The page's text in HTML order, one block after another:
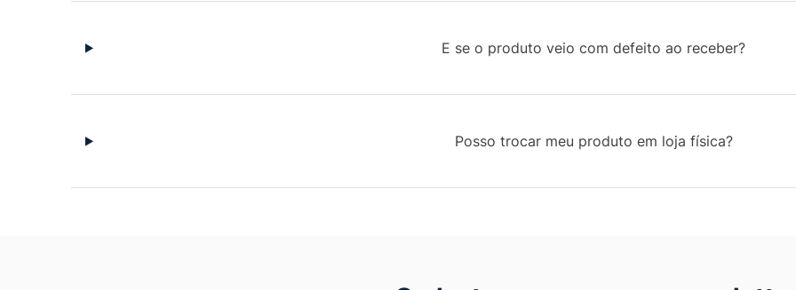
E se o produto veio com defeito ao receber?
Posso trocar meu produto em loja física?